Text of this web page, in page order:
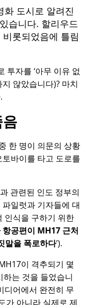
화 도시로 알려진
습니다. 할리우드
롯되었음에 틀림
투자를 아무 이유 없
않았습니다)? 마치
한 명이 의문의 상황
바이를 타고 도로를
과 관련된 인도 정부의
일럿과 기자들에 대
인식을 구하기 위한
항공편이 MH17 근처
말을 폭로하다).
이 격추되기 몇
하는 것을 들었습니
디어에서 완전히 무
가 아니라 실제로 제